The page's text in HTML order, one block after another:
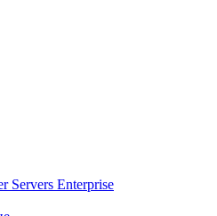
Servers Enterprise